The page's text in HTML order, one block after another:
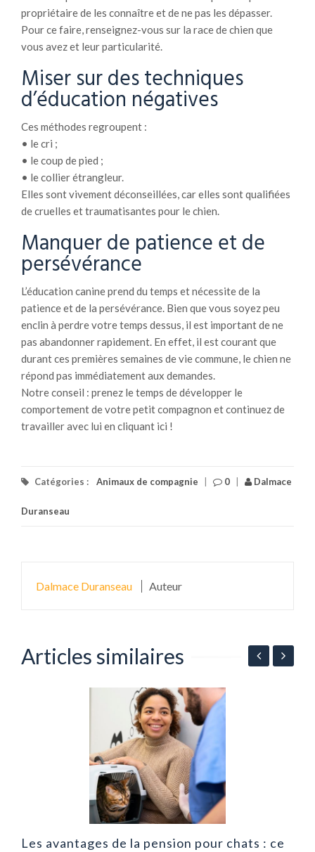
propriétaire de les connaître et de ne pas les dépasser.
Pour ce faire, renseignez-vous sur la race de chien que
vous avez et leur particularité.
Miser sur des techniques
d’éducation négatives
Ces méthodes regroupent :
• le cri ;
• le coup de pied ;
• le collier étrangleur.
Elles sont vivement déconseillées, car elles sont qualifiées
de cruelles et traumatisantes pour le chien.
Manquer de patience et de
persévérance
L’éducation canine prend du temps et nécessite de la
patience et de la persévérance. Bien que vous soyez peu
enclin à perdre votre temps dessus, il est important de ne
pas abandonner rapidement. En effet, il est courant que
durant ces premières semaines de vie commune, le chien ne
répond pas immédiatement aux demandes.
Notre conseil : prenez le temps de développer le
comportement de votre petit compagnon et continuez de
travailler avec lui en cliquant ici !
Catégories : Animaux de compagnie 0 Dalmace
Duranseau
Dalmace Duranseau Auteur
Articles similaires
Les avantages de la pension pour chats : ce